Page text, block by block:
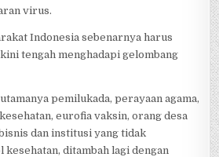
virus.
Indonesia sebenarnya harus
tengah menghadapi gelombang
pemilukada, perayaan agama,
eurofia vaksin, orang desa
dan institusi yang tidak
ditambah lagi dengan